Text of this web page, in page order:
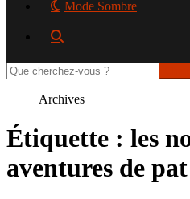
Mode Sombre
Rechercher
sur
Archives
Étiquette : les
aventures de